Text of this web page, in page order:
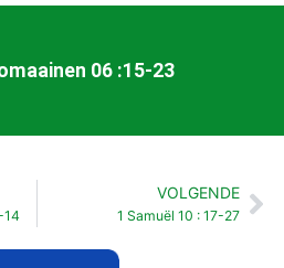
06 :15-23
14
VOLGENDE
1 Samuël 10 : 17-27